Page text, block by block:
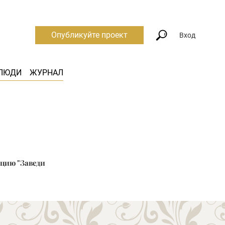
ЖУРНАЛ
Опубликуйте проект Вход
"Заведи